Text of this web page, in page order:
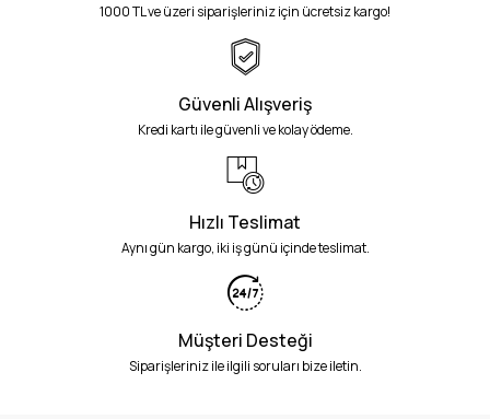
1000 TL ve üzeri siparişleriniz için ücretsiz kargo!
Güvenli Alışveriş
Kredi kartı ile güvenli ve kolay ödeme.
Hızlı Teslimat
Aynı gün kargo, iki iş günü içinde teslimat.
Müşteri Desteği
Siparişleriniz ile ilgili soruları bize iletin.